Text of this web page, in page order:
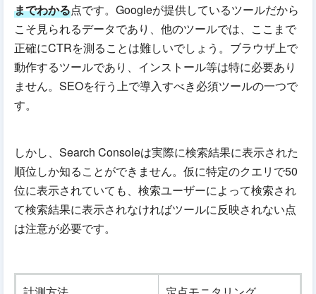
までわかる点です。Googleが提供しているツールだから
こそ見られるデータであり、他のツールでは、ここまで
正確にCTRを測ることは難しいでしょう。ブラウザ上で
動作するツールであり、インストール等は特に必要あり
ません。SEOを行う上で導入すべき必須ツールの一つで
す。
しかし、Search Consoleは実際に検索結果に表示された
順位しか知ることができません。仮に特定のクエリで50
位に表示されていても、検索ユーザーによって検索され
て検索結果に表示されなければツールに反映されない点
は注意が必要です。